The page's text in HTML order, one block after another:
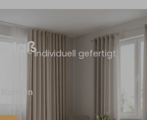
MaßIndividuell gefertigt